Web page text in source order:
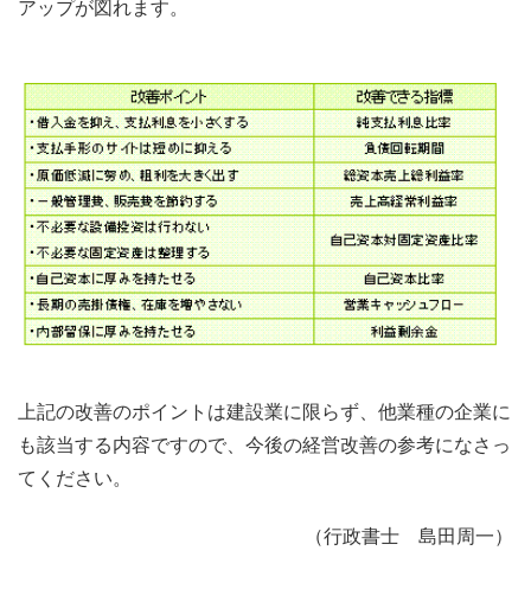
アップが図れます。
上記の改善のポイントは建設業に限らず、他業種の企業に
も該当する内容ですので、今後の経営改善の参考になさっ
てください。
（行政書士 島田周一）